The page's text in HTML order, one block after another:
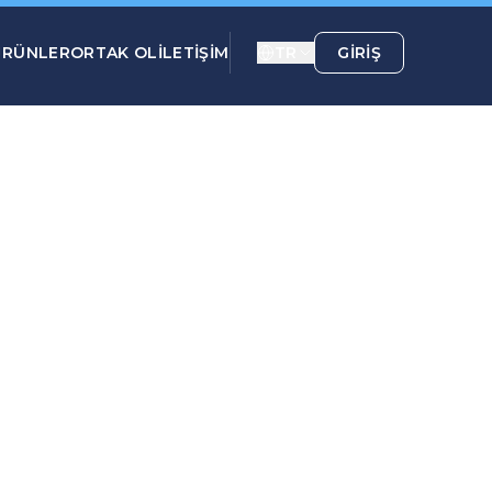
ORTAK OLİLETİŞİM GIRIŞ